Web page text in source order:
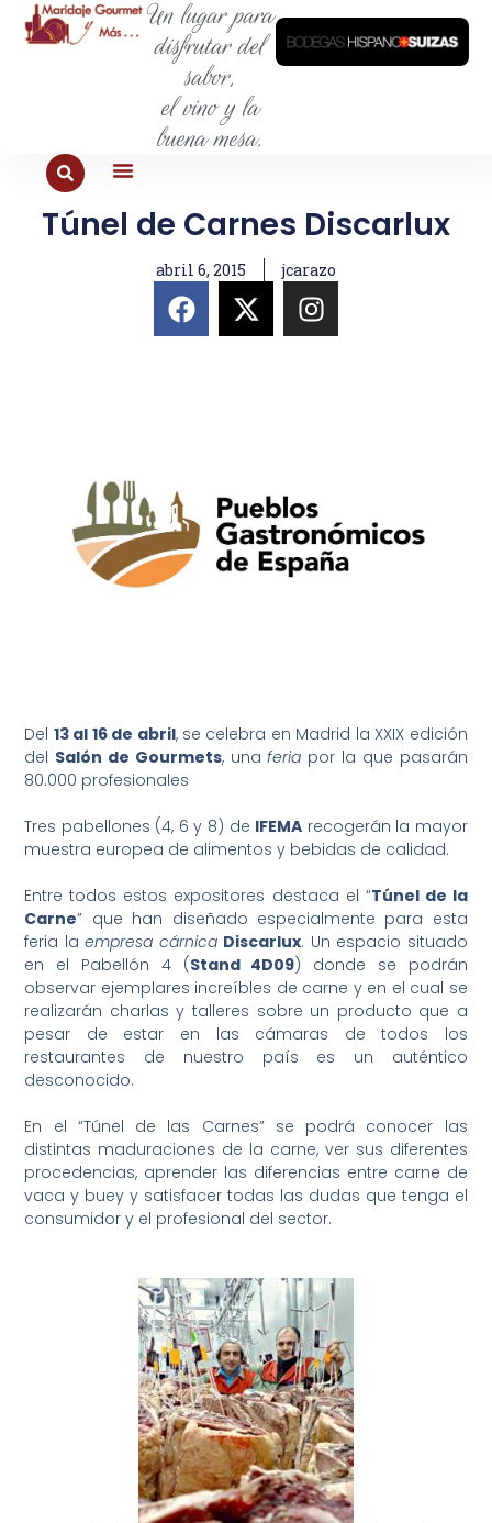
Un lugar para
disfrutar del
sabor,
el vino y la
buena mesa.
Túnel de Carnes Discarlux
abril 6, 2015 jcarazo
Del 13 al 16 de abril, se celebra en Madrid la XXIX edición
del Salón de Gourmets, unaferia por la que pasarán
80.000 profesionales
Tres pabellones (4, 6 y 8) de IFEMA recogerán la mayor
muestra europea de alimentos y bebidas de calidad.
Entre todos estos expositores destaca el “Túnel de la
Carne” que han diseñado especialmente para esta
feria laempresa cárnica Discarlux. Un espacio situado
en el Pabellón 4 (Stand 4D09) donde se podrán
observar ejemplares increíbles de carne y en el cual se
realizarán charlas y talleres sobre un producto que a
pesar de estar en las cámaras de todos los
restaurantes de nuestro país es un auténtico
desconocido.
En el “Túnel de las Carnes” se podrá conocer las
distintas maduraciones de la carne, ver sus diferentes
procedencias, aprender las diferencias entre carne de
vaca y buey y satisfacer todas las dudas que tenga el
consumidor y el profesional del sector.